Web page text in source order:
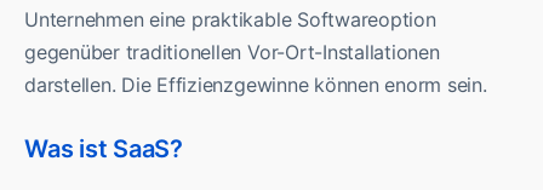
Unternehmen eine praktikable Softwareoption
gegenüber traditionellen Vor-Ort-Installationen
darstellen. Die Effizienzgewinne können enorm sein.
Was ist SaaS?